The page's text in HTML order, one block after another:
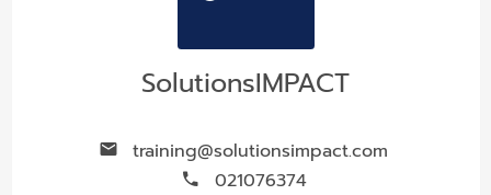
SolutionsIMPACT
training@solutionsimpact.com
021076374